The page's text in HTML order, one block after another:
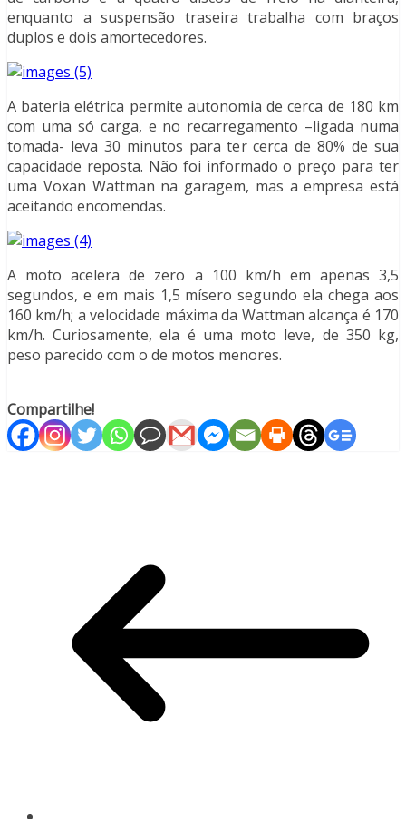
enquanto a suspensão traseira trabalha com braços
duplos e dois amortecedores.
A bateria elétrica permite autonomia de cerca de 180 km
com uma só carga, e no recarregamento –ligada numa
tomada- leva 30 minutos para ter cerca de 80% de sua
capacidade reposta. Não foi informado o preço para ter
uma Voxan Wattman na garagem, mas a empresa está
aceitando encomendas.
A moto acelera de zero a 100 km/h em apenas 3,5
segundos, e em mais 1,5 mísero segundo ela chega aos
160 km/h; a velocidade máxima da Wattman alcança é 170
km/h. Curiosamente, ela é uma moto leve, de 350 kg,
peso parecido com o de motos menores.
Compartilhe!